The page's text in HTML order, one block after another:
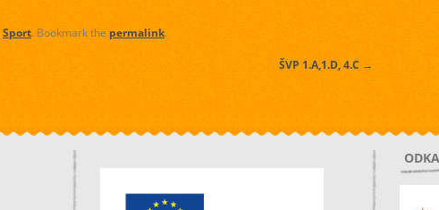
Sport. Bookmark the permalink.
ŠVP 1.A,1.D, 4.C →